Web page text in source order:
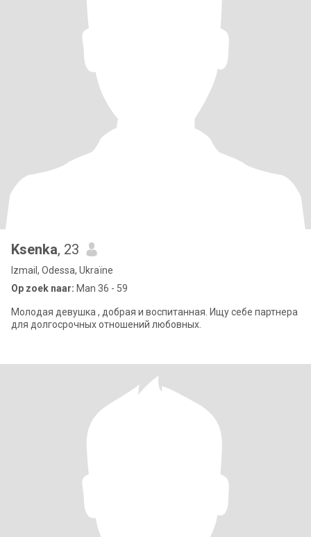
Ksenka, 23
Izmail, Odessa, Ukraïne
Op zoek naar: Man 36 - 59
Молодая девушка , добрая и воспитанная. Ищу себе партнера
для долгосрочных отношений любовных.